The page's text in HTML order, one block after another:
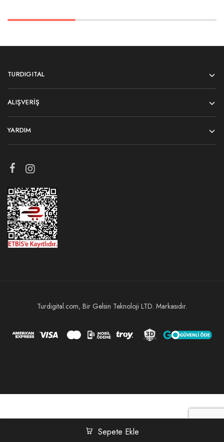
TURDIGITAL
ALIŞVERIŞ
YARDIM
Turdigital.com, Bir Gelsin Teknoloji LTD. Markasıdır.
Sepete Ekle